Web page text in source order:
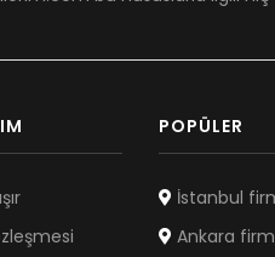
POPÜLER
İstanbul
Ankara